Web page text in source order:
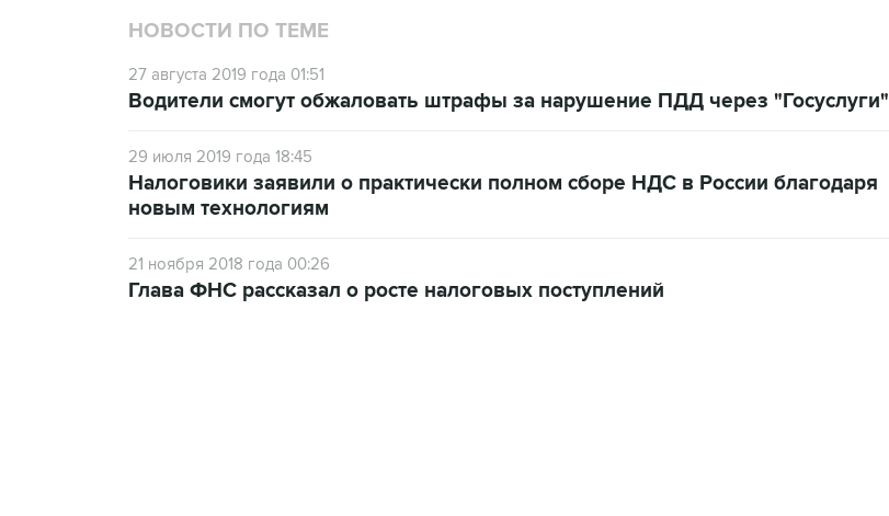
НОВОСТИ ПО ТЕМЕ
27 августа 2019 года 01:51
Водители смогут обжаловать штрафы за нарушение ПДД через "Госуслуги"
29 июля 2019 года 18:45
Налоговики заявили о практически полном сборе НДС в России благодаря
новым технологиям
21 ноября 2018 года 00:26
Глава ФНС рассказал о росте налоговых поступлений